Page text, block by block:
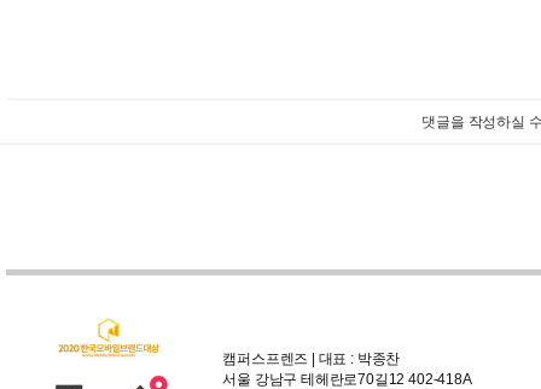
댓글을 작성하실
캠퍼스프렌즈 | 대표 : 박종찬
서울 강남구 테헤란로70길12 402-418A